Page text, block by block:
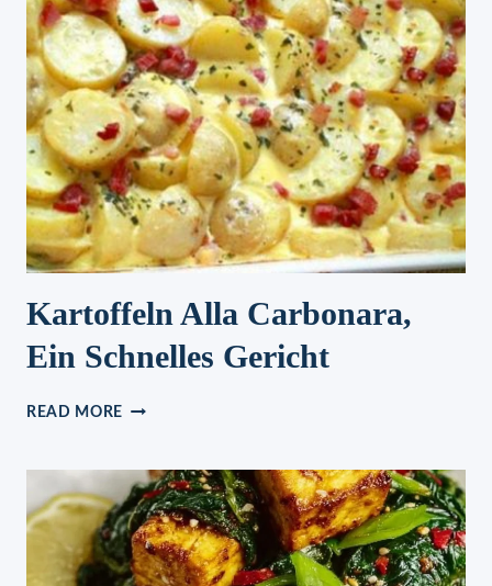
EVER
!
Kartoffeln Alla Carbonara,
Ein Schnelles Gericht
READ MORE KARTOFFELN
EIN
SCHNELLES
GERICHT